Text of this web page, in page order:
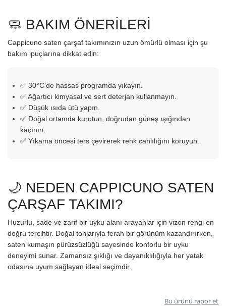
🧼 BAKIM ÖNERİLERİ
Cappicuno saten çarşaf takımınızın uzun ömürlü olması için şu
bakım ipuçlarına dikkat edin:
✅ 30°C’de hassas programda yıkayın.
✅ Ağartıcı kimyasal ve sert deterjan kullanmayın.
✅ Düşük ısıda ütü yapın.
✅ Doğal ortamda kurutun, doğrudan güneş ışığından
kaçının.
✅ Yıkama öncesi ters çevirerek renk canlılığını koruyun.
🌙 NEDEN CAPPICUNO SATEN
ÇARŞAF TAKIMI?
Huzurlu, sade ve zarif bir uyku alanı arayanlar için vizon rengi en
doğru tercihtir. Doğal tonlarıyla ferah bir görünüm kazandırırken,
saten kumaşın pürüzsüzlüğü sayesinde konforlu bir uyku
deneyimi sunar. Zamansız şıklığı ve dayanıklılığıyla her yatak
odasına uyum sağlayan ideal seçimdir.
Bu ürünü rapor et